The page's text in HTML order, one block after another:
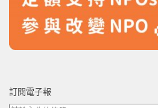
訂閱電子報